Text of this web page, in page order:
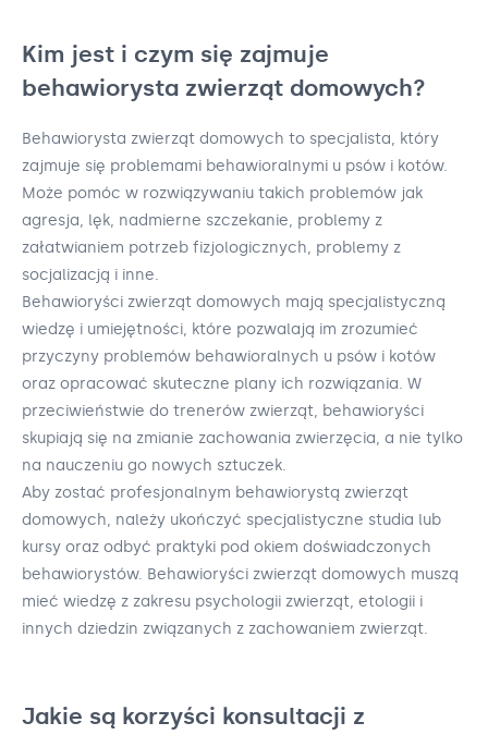
Kim jest i czym się zajmuje
behawiorysta zwierząt domowych?
Behawiorysta zwierząt domowych to specjalista, który
zajmuje się problemami behawioralnymi u psów i kotów.
Może pomóc w rozwiązywaniu takich problemów jak
agresja, lęk, nadmierne szczekanie, problemy z
załatwianiem potrzeb fizjologicznych, problemy z
socjalizacją i inne.
Behawioryści zwierząt domowych mają specjalistyczną
wiedzę i umiejętności, które pozwalają im zrozumieć
przyczyny problemów behawioralnych u psów i kotów
oraz opracować skuteczne plany ich rozwiązania. W
przeciwieństwie do trenerów zwierząt, behawioryści
skupiają się na zmianie zachowania zwierzęcia, a nie tylko
na nauczeniu go nowych sztuczek.
Aby zostać profesjonalnym behawiorystą zwierząt
domowych, należy ukończyć specjalistyczne studia lub
kursy oraz odbyć praktyki pod okiem doświadczonych
behawiorystów. Behawioryści zwierząt domowych muszą
mieć wiedzę z zakresu psychologii zwierząt, etologii i
innych dziedzin związanych z zachowaniem zwierząt.
Jakie są korzyści konsultacji z